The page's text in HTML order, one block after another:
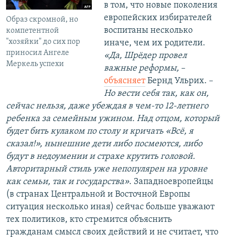
Образ скромной, но
компетентной
"хозяйки" до сих пор
приносил Ангеле
Меркель успехи
в том, что новые поколения
европейских избирателей
воспитаны несколько
иначе, чем их родители.
«Да, Шрёдер провел
важные реформы, –
объясняетБернд Ульрих. –
Но вести себя так, как он,
сейчас нельзя, даже убеждая в чем-то 12-летнего
ребенка за семейным ужином. Над отцом, который
будет бить кулаком по столу и кричать «Всё, я
сказал!», нынешние дети либо посмеются, либо
будут в недоумении и страхе крутить головой.
Авторитарный стиль уже непопулярен на уровне
как семьи, так и государства». Западноевропейцы
(в странах Центральной и Восточной Европы
ситуация несколько иная) сейчас больше уважают
тех политиков, кто стремится объяснить
гражданам смысл своих действий и не считает, что